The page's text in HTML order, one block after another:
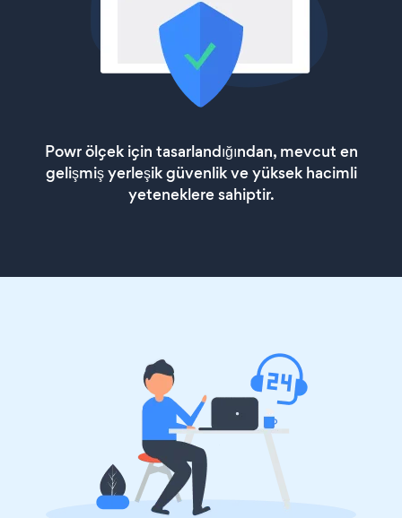
Powr ölçek için tasarlandığından, mevcut en
gelişmiş yerleşik güvenlik ve yüksek hacimli
yeteneklere sahiptir.